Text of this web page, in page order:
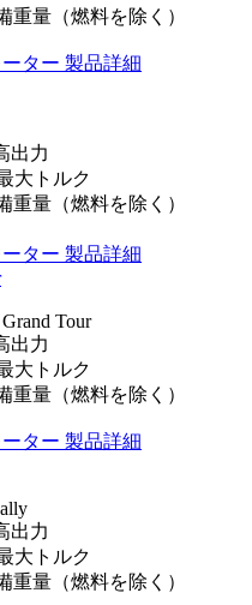
重量（燃料を除く）
ター 製品詳細
出力
大トルク
重量（燃料を除く）
ター 製品詳細
Tour
出力
大トルク
重量（燃料を除く）
ター 製品詳細
出力
大トルク
重量（燃料を除く）